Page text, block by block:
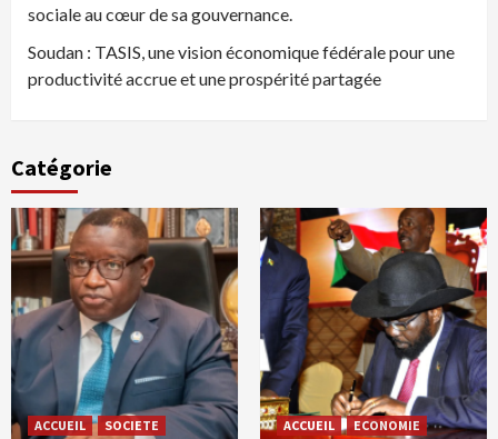
sociale au cœur de sa gouvernance.
Soudan : TASIS, une vision économique fédérale pour une
productivité accrue et une prospérité partagée
Catégorie
ACCUEIL SOCIETE ACCUEIL ECONOMIE